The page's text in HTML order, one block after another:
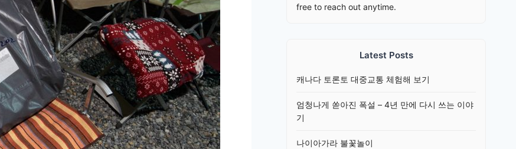
free to reach out anytime.
Latest Posts
캐나다 토론토 대중교통 체험해 보기
엄청나게 쏟아진 폭설 – 4년 만에 다시 쓰는 이야
기
나이아가라 불꽃놀이